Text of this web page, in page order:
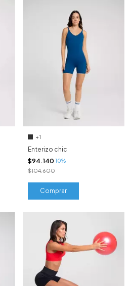
+1
Enterizo chic
$94.140 10%
$104.600
Comprar